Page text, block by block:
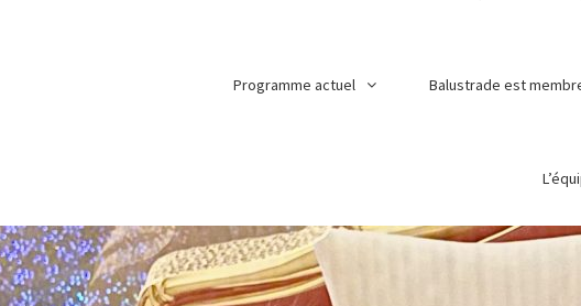
Programme actuel Balustrade est